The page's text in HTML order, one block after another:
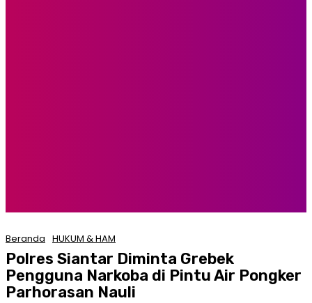
Beranda HUKUM & HAM
Polres Siantar Diminta Grebek
Pengguna Narkoba di Pintu Air Pongker
Parhorasan Nauli